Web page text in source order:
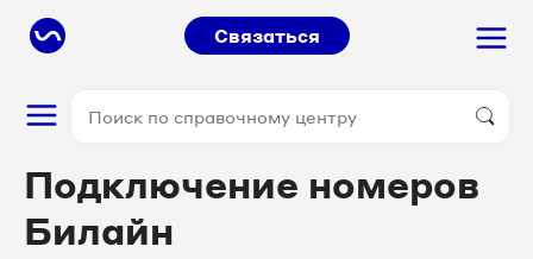
Связаться
Подключение номеров
Билайн